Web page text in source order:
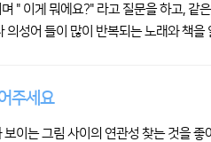
" 이게 뭐에요?" 라고 질문을 하고, 같
의성어 들이 많이 반복되는 노래와 책
주세요
이는 그림 사이의 연관성 찾는 것을